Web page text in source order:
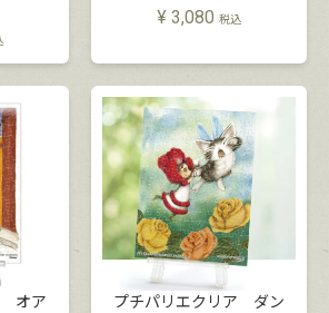
¥ 3,080 税込
オア
プチパリエクリア ダン